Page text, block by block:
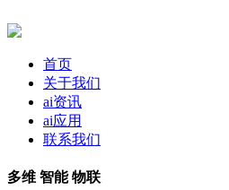
首页
关于我们
ai资讯
ai应用
联系我们
多维 智能 物联